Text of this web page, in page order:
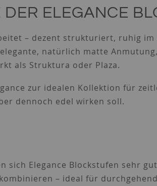
DER ELEGANCE
– dezent strukturiert, ruhig im
natürlich matte
als Struktura oder Plaza.
zur idealen Kollektion für
dennoch edel wirken soll.
sich Elegance Blockstufen sehr
– ideal für